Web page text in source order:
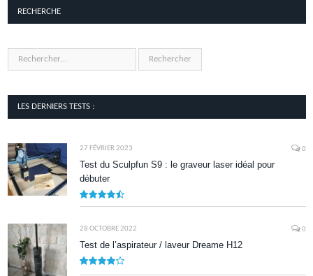
RECHERCHE
LES DERNIERS TESTS :
27 FÉVRIER 2023 0
Test du Sculpfun S9 : le graveur laser idéal pour
débuter
28 OCTOBRE 2022 0
Test de l’aspirateur / laveur Dreame H12